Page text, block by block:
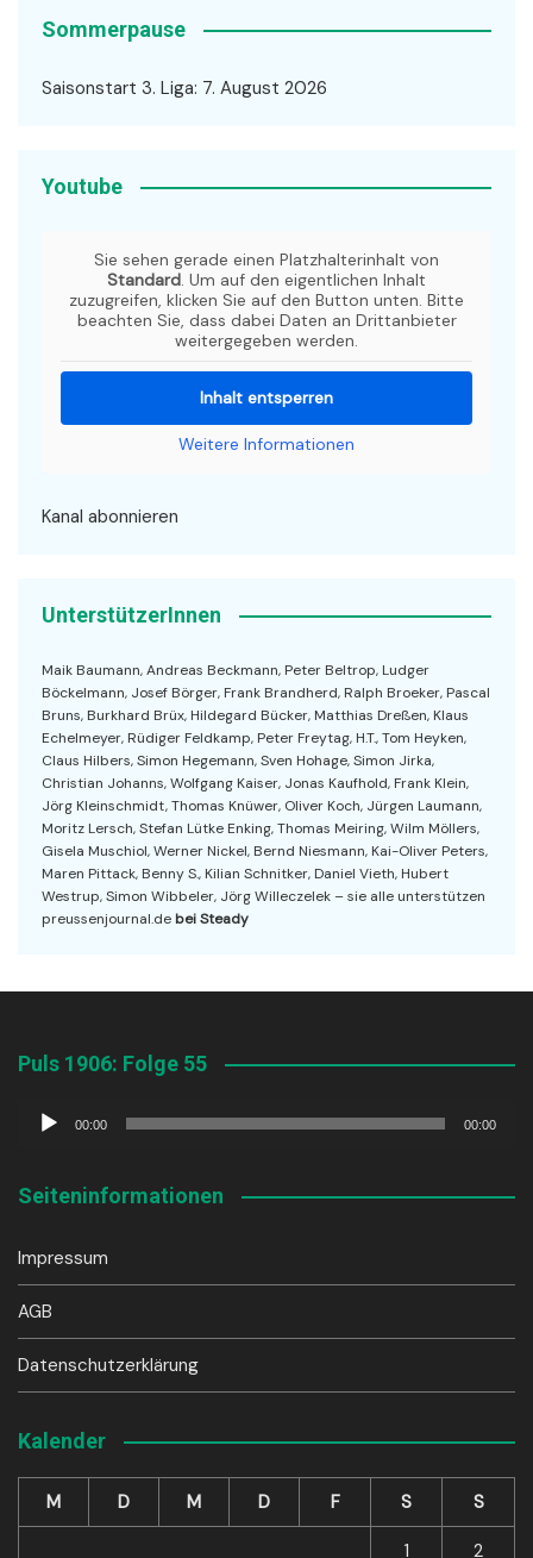
Sommerpause
Saisonstart 3. Liga: 7. August 2026
Youtube
Sie sehen gerade einen Platzhalterinhalt von
Standard. Um auf den eigentlichen Inhalt
zuzugreifen, klicken Sie auf den Button unten. Bitte
beachten Sie, dass dabei Daten an Drittanbieter
weitergegeben werden.
Inhalt entsperren
Weitere Informationen
Kanal abonnieren
UnterstützerInnen
Maik Baumann, Andreas Beckmann, Peter Beltrop, Ludger
Böckelmann, Josef Börger, Frank Brandherd, Ralph Broeker, Pascal
Bruns, Burkhard Brüx, Hildegard Bücker, Matthias Dreßen, Klaus
Echelmeyer, Rüdiger Feldkamp, Peter Freytag, H.T., Tom Heyken,
Claus Hilbers, Simon Hegemann, Sven Hohage, Simon Jirka,
Christian Johanns, Wolfgang Kaiser, Jonas Kaufhold, Frank Klein,
Jörg Kleinschmidt, Thomas Knüwer, Oliver Koch, Jürgen Laumann,
Moritz Lersch, Stefan Lütke Enking, Thomas Meiring, Wilm Möllers,
Gisela Muschiol, Werner Nickel, Bernd Niesmann, Kai-Oliver Peters,
Maren Pittack, Benny S., Kilian Schnitker, Daniel Vieth, Hubert
Westrup, Simon Wibbeler, Jörg Willeczelek – sie alle unterstützen
preussenjournal.de bei Steady
Puls 1906: Folge 55
Audio-
00:00 00:00
Seiteninformationen
Impressum
AGB
Datenschutzerklärung
Kalender
M D M D F S S
1 2